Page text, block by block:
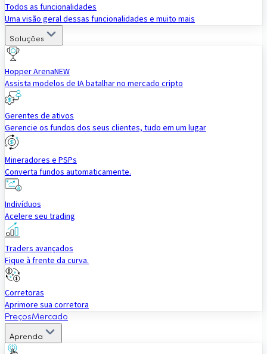
Todos as funcionalidades
Uma visão geral dessas funcionalidades e muito mais
Soluções
Hopper ArenaNEW
Assista modelos de IA batalhar no mercado cripto
Gerentes de ativos
Gerencie os fundos dos seus clientes, tudo em um lugar
Mineradores e PSPs
Converta fundos automaticamente.
Indivíduos
Acelere seu trading
Traders avançados
Fique à frente da curva.
Corretoras
Aprimore sua corretora
PreçosMercado
Aprenda